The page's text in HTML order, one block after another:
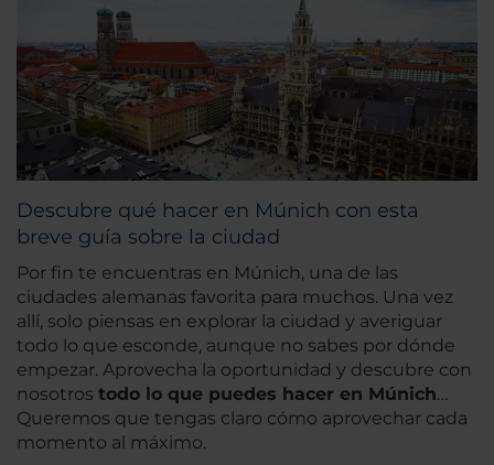
Descubre qué hacer en Múnich con esta
breve guía sobre la ciudad
Por fin te encuentras en Múnich, una de las
ciudades alemanas favorita para muchos. Una vez
allí, solo piensas en explorar la ciudad y averiguar
todo lo que esconde, aunque no sabes por dónde
empezar. Aprovecha la oportunidad y descubre con
nosotros todo lo que puedes hacer en Múnich…
Queremos que tengas claro cómo aprovechar cada
momento al máximo.